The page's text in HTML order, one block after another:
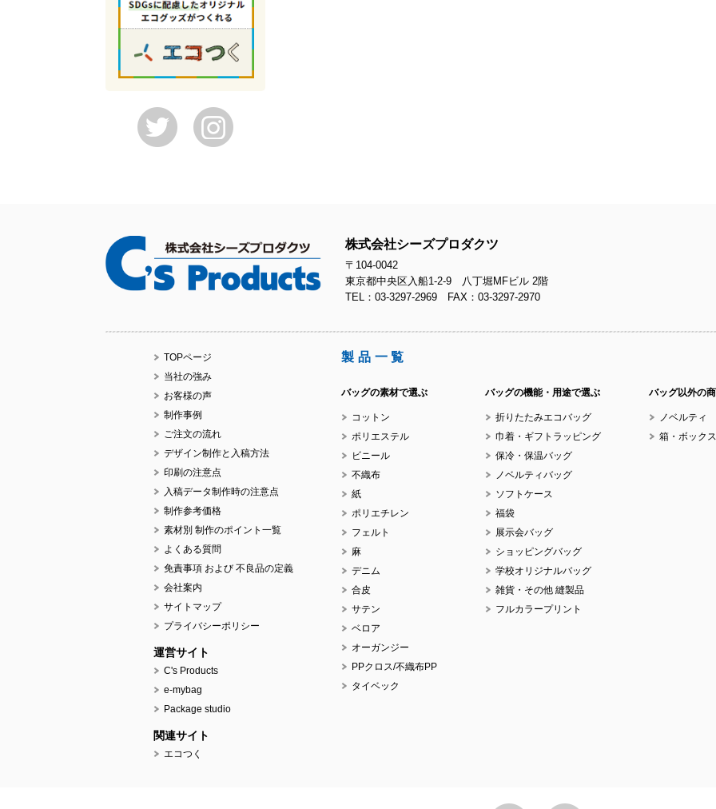
株式会社シーズプロダクツ
〒104-0042
東京都中央区入船1-2-9 八丁堀MFビル 2階
TEL：03-3297-2969 FAX：03-3297-2970
TOPページ
当社の強み
お客様の声
制作事例
ご注文の流れ
デザイン制作と入稿方法
印刷の注意点
入稿データ制作時の注意点
制作参考価格
素材別 制作のポイント一覧
よくある質問
免責事項 および 不良品の定義
会社案内
サイトマップ
プライバシーポリシー
運営サイト
C's Products
e-mybag
Package studio
関連サイト
エコつく
製品一覧
バッグの素材で選ぶ
コットン
ポリエステル
ビニール
不織布
紙
ポリエチレン
フェルト
麻
デニム
合皮
サテン
ベロア
オーガンジー
PPクロス/不織布PP
タイベック
バッグの機能・用途で選ぶ
折りたたみエコバッグ
巾着・ギフトラッピング
保冷・保温バッグ
ノベルティバッグ
ソフトケース
福袋
展示会バッグ
ショッピングバッグ
学校オリジナルバッグ
雑貨・その他 縫製品
フルカラープリント
バッグ以外の
ノベルティ
箱・ボックス